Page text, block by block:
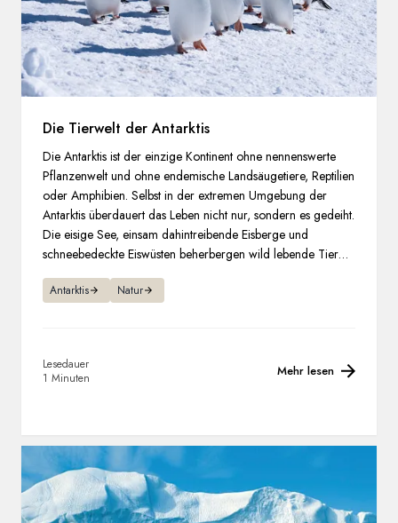
Die Tierwelt der Antarktis
Die Antarktis ist der einzige Kontinent ohne nennenswerte
Pflanzenwelt und ohne endemische Landsäugetiere, Reptilien
oder Amphibien. Selbst in der extremen Umgebung der
Antarktis überdauert das Leben nicht nur, sondern es gedeiht.
Die eisige See, einsam dahintreibende Eisberge und
schneebedeckte Eiswüsten beherbergen wild lebende Tiere,
die jeden, der sie besucht, zugleich überraschen und
bezaubern.
Antarktis Natur
Lesedauer
1 Minuten
Mehr lesen